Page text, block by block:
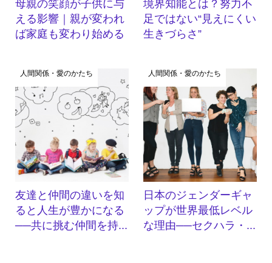
母親の笑顔が子供に与
える影響｜親が変われ
ば家庭も変わり始める
境界知能とは？努力不
足ではない“見えにくい
生きづらさ”
人間関係・愛のかたち
友達と仲間の違いを知
ると人生が豊かになる
──共に挑む仲間を持...
人間関係・愛のかたち
日本のジェンダーギャ
ップが世界最低レベル
な理由──セクハラ・...